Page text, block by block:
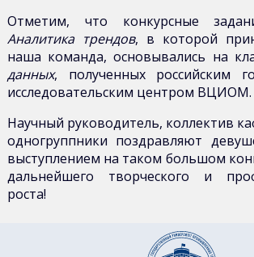
Отметим, что конкурсные
Аналитика трендов, в которой
наша команда, основывались на
данных, полученных российским
исследовательским центром ВЦИОМ.
Научный руководитель, коллектив
одногруппники поздравляют
выступлением на таком большом
дальнейшего творческого и
роста!